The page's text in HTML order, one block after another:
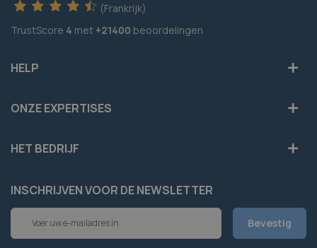
(Frankrijk)
TrustScore 4 met +21400 beoordelingen
HELP
ONZE EXPERTISES
HET BEDRIJF
INSCHRIJVEN VOOR DE NEWSLETTER
Abonneer
op
Bevestig